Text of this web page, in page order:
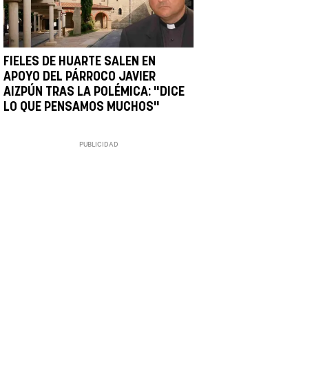
FIELES DE HUARTE SALEN EN
APOYO DEL PÁRROCO JAVIER
AIZPÚN TRAS LA POLÉMICA: "DICE
LO QUE PENSAMOS MUCHOS"